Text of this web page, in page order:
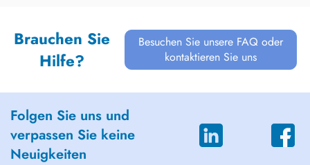
Brauchen Sie
Hilfe?
Besuchen Sie unsere FAQ oder
kontaktieren Sie uns
Folgen Sie uns und
verpassen Sie keine
Neuigkeiten